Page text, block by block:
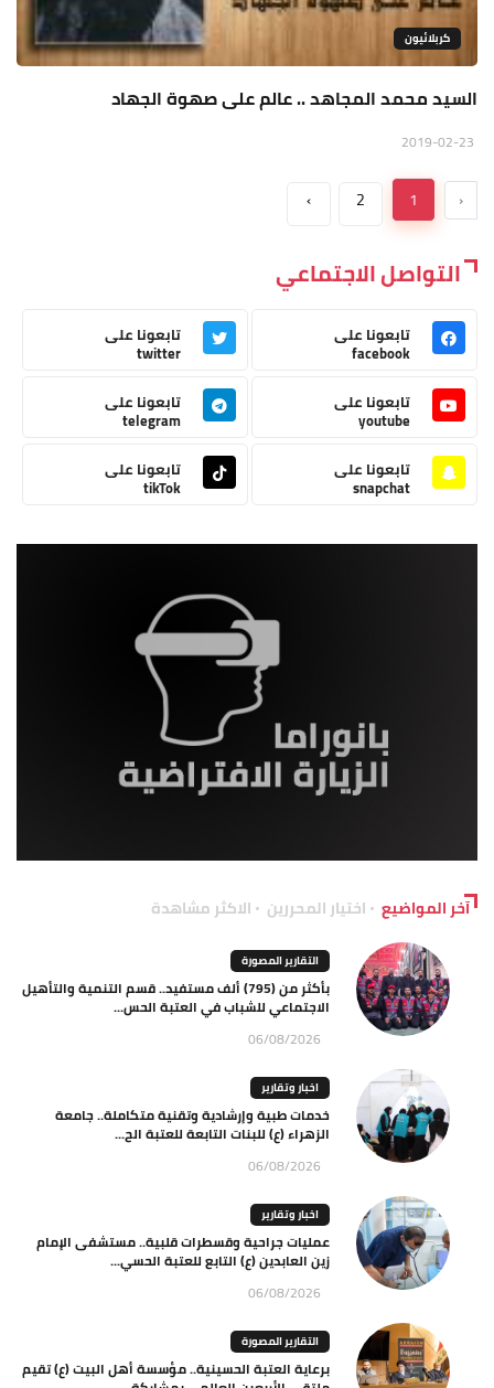
كربلائيون
السيد محمد المجاهد .. عالم على صهوة الجهاد
‹
1
2
›
التواصل الاجتماعي
تابعونا على
facebook
تابعونا على
twitter
تابعونا على
youtube
تابعونا على
telegram
تابعونا على
snapchat
تابعونا على
tikTok
آخر المواضيع اختيار المحررين الاكثر مشاهدة
التقارير المصورة
بأكثر من (795) ألف مستفيد.. قسم التنمية والتأهيل
الاجتماعي للشباب في العتبة الحس...
06/08/2026
اخبار وتقارير
خدمات طبية وإرشادية وتقنية متكاملة.. جامعة
الزهراء (ع) للبنات التابعة للعتبة الح...
06/08/2026
اخبار وتقارير
عمليات جراحية وقسطرات قلبية.. مستشفى الإمام
زين العابدين (ع) التابع للعتبة الحسي...
06/08/2026
التقارير المصورة
برعاية العتبة الحسينية.. مؤسسة أهل البيت (ع) تقيم